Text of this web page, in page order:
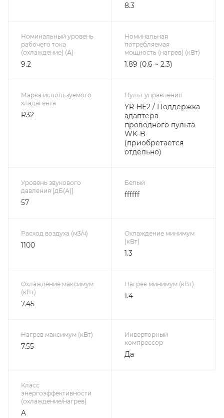
8.3
Номинальный уровень
рабочего тока
(охлаждение) (А)
9.2
Номинальная
потребляемая
мощность (нагрев) (кВт)
1.89 (0.6 ~ 2.3)
Марка используемого
хладагента
R32
Пульт управления
YR-HE2 / Поддержка
адаптера
проводного пульта
WK-B
(приобретается
отдельно)
Уровень звукового
давления [дБ(А)]
57
Белый
ffffff
Расход воздуха (м3/ч)
1100
Охлаждение минимум
(кВт)
1.3
Охлаждение максимум
(кВт)
7.45
Нагрев минимум (кВт)
1.4
Нагрев максимум (кВт)
7.55
Инверторный
компрессор
Да
Класс
энергоэффективности
(охлаждение/нагрев)
A